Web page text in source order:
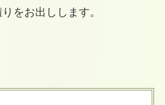
をお出しします。